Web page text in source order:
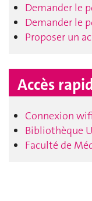
Demander le
Demander le
Proposer un
Accès
Connexion
Bibliothèque
Faculté de